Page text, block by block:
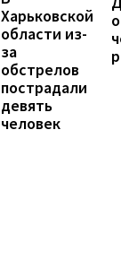
Харьковской
области из-
за
обстрелов
пострадали
девять
человек